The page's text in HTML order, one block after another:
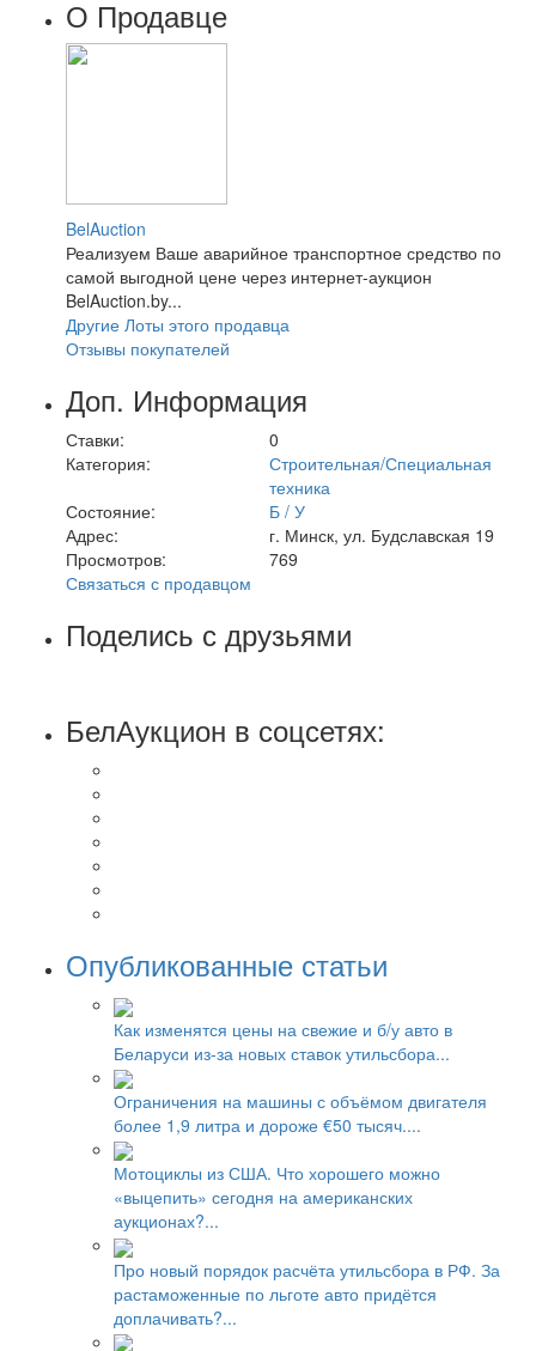
О Продавце
BelAuction
Реализуем Ваше аварийное транспортное средство по
самой выгодной цене через интернет-аукцион
BelAuction.by...
Другие Лоты этого продавца
Отзывы покупателей
Доп. Информация
Ставки:
0
Категория:
Строительная/Специальная
техника
Состояние:
Б / У
Адрес:
г. Минск, ул. Будславская 19
Просмотров:
769
Связаться с продавцом
Поделись с друзьями
БелАукцион в соцсетях:
Опубликованные статьи
Как изменятся цены на свежие и б/у авто в
Беларуси из-за новых ставок утильсбора...
Ограничения на машины с объёмом двигателя
более 1,9 литра и дороже €50 тысяч....
Мотоциклы из США. Что хорошего можно
«выцепить» сегодня на американских
аукционах?...
Про новый порядок расчёта утильсбора в РФ. За
растаможенные по льготе авто придётся
доплачивать?...